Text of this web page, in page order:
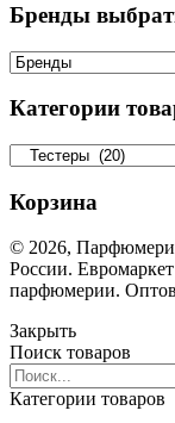
Бренды
Категории
Корзина
© 2026,
России.
парфюмерии.
Закрыть
Поиск товаров
Search
products:
Категории товаров